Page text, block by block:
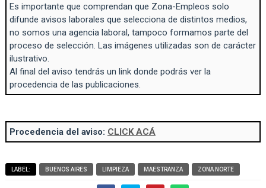
Es importante que comprendan que Zona-Empleos solo
difunde avisos laborales que selecciona de distintos medios,
no somos una agencia laboral, tampoco formamos parte del
proceso de selección. Las imágenes utilizadas son de carácter
ilustrativo.
Al final del aviso tendrás un link donde podrás ver la
procedencia de las publicaciones.
Procedencia del aviso: CLICK ACÁ
LABEL: BUENOS AIRES LIMPIEZA MAESTRANZA ZONA NORTE